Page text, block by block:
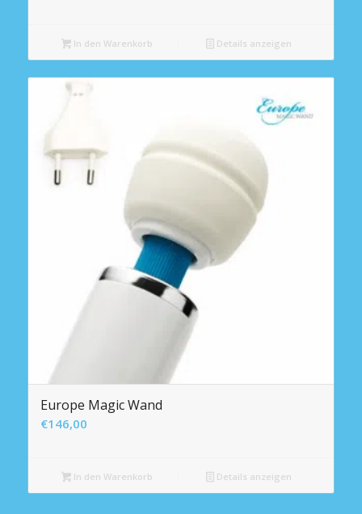
In den Warenkorb Details anzeigen
Europe Magic Wand
€146,00
In den Warenkorb Details anzeigen